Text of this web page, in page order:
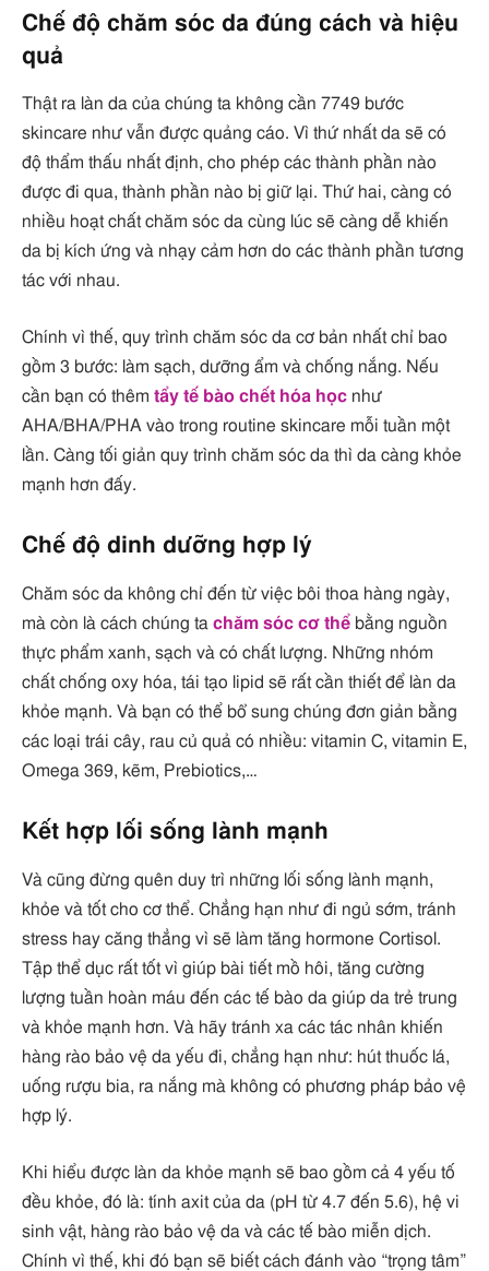
Chế độ chăm sóc da đúng cách và hiệu
quả
Thật ra làn da của chúng ta không cần 7749 bước
skincare như vẫn được quảng cáo. Vì thứ nhất da sẽ có
độ thẩm thấu nhất định, cho phép các thành phần nào
được đi qua, thành phần nào bị giữ lại. Thứ hai, càng có
nhiều hoạt chất chăm sóc da cùng lúc sẽ càng dễ khiến
da bị kích ứng và nhạy cảm hơn do các thành phần tương
tác với nhau.
Chính vì thế, quy trình chăm sóc da cơ bản nhất chỉ bao
gồm 3 bước: làm sạch, dưỡng ẩm và chống nắng. Nếu
cần bạn có thêm tẩy tế bào chết hóa học như
AHA/BHA/PHA vào trong routine skincare mỗi tuần một
lần. Càng tối giản quy trình chăm sóc da thì da càng khỏe
mạnh hơn đấy.
Chế độ dinh dưỡng hợp lý
Chăm sóc da không chỉ đến từ việc bôi thoa hàng ngày,
mà còn là cách chúng ta chăm sóc cơ thể bằng nguồn
thực phẩm xanh, sạch và có chất lượng. Những nhóm
chất chống oxy hóa, tái tạo lipid sẽ rất cần thiết để làn da
khỏe mạnh. Và bạn có thể bổ sung chúng đơn giản bằng
các loại trái cây, rau củ quả có nhiều: vitamin C, vitamin E,
Omega 369, kẽm, Prebiotics,…
Kết hợp lối sống lành mạnh
Và cũng đừng quên duy trì những lối sống lành mạnh,
khỏe và tốt cho cơ thể. Chẳng hạn như đi ngủ sớm, tránh
stress hay căng thẳng vì sẽ làm tăng hormone Cortisol.
Tập thể dục rất tốt vì giúp bài tiết mồ hôi, tăng cường
lượng tuần hoàn máu đến các tế bào da giúp da trẻ trung
và khỏe mạnh hơn. Và hãy tránh xa các tác nhân khiến
hàng rào bảo vệ da yếu đi, chẳng hạn như: hút thuốc lá,
uống rượu bia, ra nắng mà không có phương pháp bảo vệ
hợp lý.
Khi hiểu được làn da khỏe mạnh sẽ bao gồm cả 4 yếu tố
đều khỏe, đó là: tính axit của da (pH từ 4.7 đến 5.6), hệ vi
sinh vật, hàng rào bảo vệ da và các tế bào miễn dịch.
Chính vì thế, khi đó bạn sẽ biết cách đánh vào “trọng tâm”